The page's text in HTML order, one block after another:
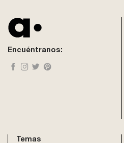
left
Encuéntranos:
Temas